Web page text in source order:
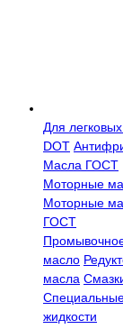
Для
DOT
Масла ГОСТ
Моторные
Моторные
ГОСТ
масло
масла
жидкости